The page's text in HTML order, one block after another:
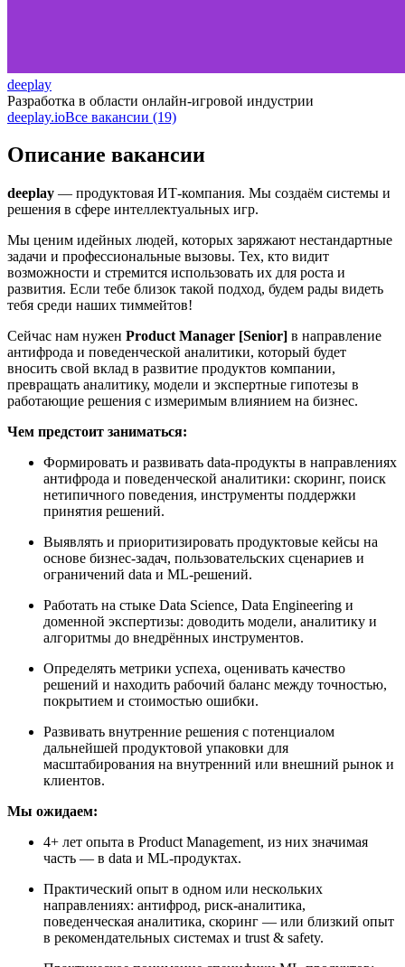
deeplay
Разработка в области онлайн-игровой индустрии
deeplay.ioВсе вакансии (19)
Описание вакансии
deeplay — продуктовая ИТ-компания. Мы создаём системы и
решения в сфере интеллектуальных игр.
Мы ценим идейных людей, которых заряжают нестандартные
задачи и профессиональные вызовы. Тех, кто видит
возможности и стремится использовать их для роста и
развития. Если тебе близок такой подход, будем рады видеть
тебя среди наших тиммейтов!
Сейчас нам нужен Product Manager [Senior] в направление
антифрода и поведенческой аналитики, который будет
вносить свой вклад в развитие продуктов компании,
превращать аналитику, модели и экспертные гипотезы в
работающие решения с измеримым влиянием на бизнес.
Чем предстоит заниматься:
Формировать и развивать data-продукты в направлениях
антифрода и поведенческой аналитики: скоринг, поиск
нетипичного поведения, инструменты поддержки
принятия решений.
Выявлять и приоритизировать продуктовые кейсы на
основе бизнес-задач, пользовательских сценариев и
ограничений data и ML-решений.
Работать на стыке Data Science, Data Engineering и
доменной экспертизы: доводить модели, аналитику и
алгоритмы до внедрённых инструментов.
Определять метрики успеха, оценивать качество
решений и находить рабочий баланс между точностью,
покрытием и стоимостью ошибки.
Развивать внутренние решения с потенциалом
дальнейшей продуктовой упаковки для
масштабирования на внутренний или внешний рынок и
клиентов.
Мы ожидаем:
4+ лет опыта в Product Management, из них значимая
часть — в data и ML-продуктах.
Практический опыт в одном или нескольких
направлениях: антифрод, риск-аналитика,
поведенческая аналитика, скоринг — или близкий опыт
в рекомендательных системах и trust & safety.